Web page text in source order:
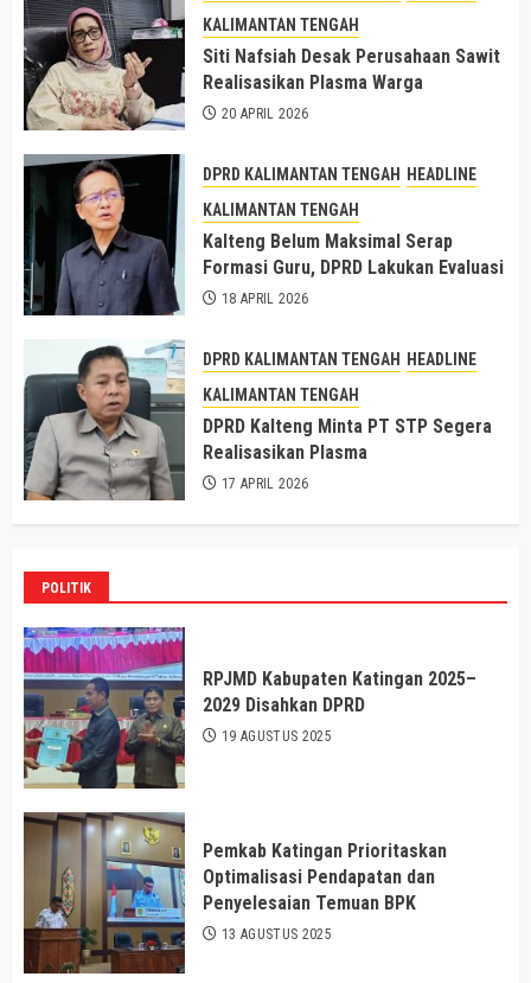
KALIMANTAN TENGAH
Siti Nafsiah Desak Perusahaan Sawit
Realisasikan Plasma Warga
20 APRIL 2026
DPRD KALIMANTAN TENGAH
HEADLINE
KALIMANTAN TENGAH
Kalteng Belum Maksimal Serap
Formasi Guru, DPRD Lakukan Evaluasi
18 APRIL 2026
DPRD KALIMANTAN TENGAH
HEADLINE
KALIMANTAN TENGAH
DPRD Kalteng Minta PT STP Segera
Realisasikan Plasma
17 APRIL 2026
POLITIK
RPJMD Kabupaten Katingan 2025–
2029 Disahkan DPRD
19 AGUSTUS 2025
Pemkab Katingan Prioritaskan
Optimalisasi Pendapatan dan
Penyelesaian Temuan BPK
13 AGUSTUS 2025